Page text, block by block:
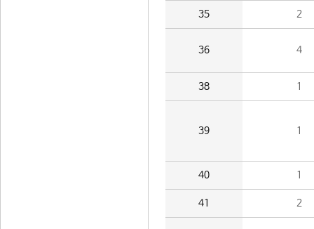
35 2
36 4
38 1
39 1
40 1
41 2